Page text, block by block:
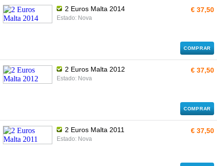
2 Euros Malta 2014
Estado: Nova
€ 37,50
COMPRAR
2 Euros Malta 2012
Estado: Nova
€ 37,50
COMPRAR
2 Euros Malta 2011
Estado: Nova
€ 37,50